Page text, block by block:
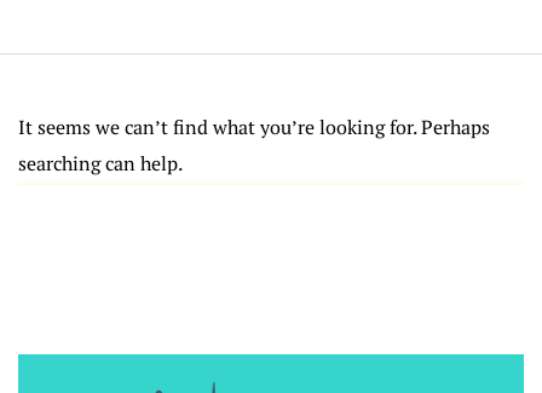
It seems we can’t find what you’re looking for. Perhaps
searching can help.